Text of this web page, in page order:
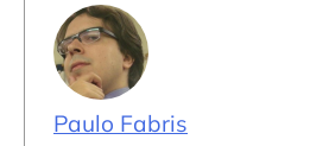
Paulo Fabris